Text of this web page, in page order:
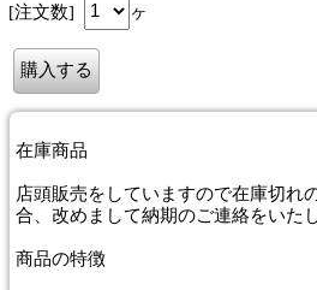
[注文数]
ヶ
在庫商品
店頭販売をしていますので在庫切れ
合、改めまして納期のご連絡をいた
商品の特徴